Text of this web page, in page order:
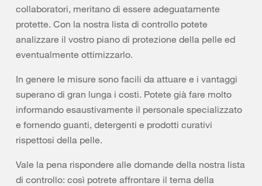
collaboratori, meritano di essere adeguatamente
protette. Con la nostra lista di controllo potete
analizzare il vostro piano di protezione della pelle ed
eventualmente ottimizzarlo.
In genere le misure sono facili da attuare e i vantaggi
superano di gran lunga i costi. Potete già fare molto
informando esaustivamente il personale specializzato
e fornendo guanti, detergenti e prodotti curativi
rispettosi della pelle.
Vale la pena rispondere alle domande della nostra lista
di controllo: così potrete affrontare il tema della